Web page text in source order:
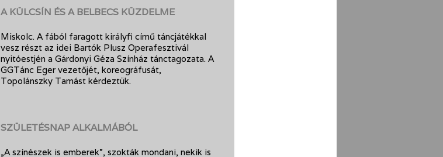
A KÜLCSÍN ÉS A BELBECS KÜZDELME
Miskolc. A fából faragott királyfi című táncjátékkal
vesz részt az idei Bartók Plusz Operafesztivál
nyitóestjén a Gárdonyi Géza Színház tánctagozata. A
GGTánc Eger vezetőjét, koreográfusát,
Topolánszky Tamást kérdeztük.
SZÜLETÉSNAP ALKALMÁBÓL
„A színészek is emberek”, szokták mondani, nekik is